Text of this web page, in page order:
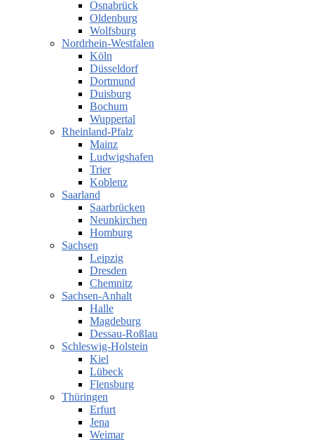
Osnabrück
Oldenburg
Wolfsburg
Nordrhein-Westfalen
Köln
Düsseldorf
Dortmund
Duisburg
Bochum
Wuppertal
Rheinland-Pfalz
Mainz
Ludwigshafen
Trier
Koblenz
Saarland
Saarbrücken
Neunkirchen
Homburg
Sachsen
Leipzig
Dresden
Chemnitz
Sachsen-Anhalt
Halle
Magdeburg
Dessau-Roßlau
Schleswig-Holstein
Kiel
Lübeck
Flensburg
Thüringen
Erfurt
Jena
Weimar